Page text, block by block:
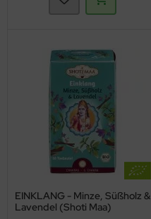
EINKLANG - Minze, Süßholz &
Lavendel (Shoti Maa)